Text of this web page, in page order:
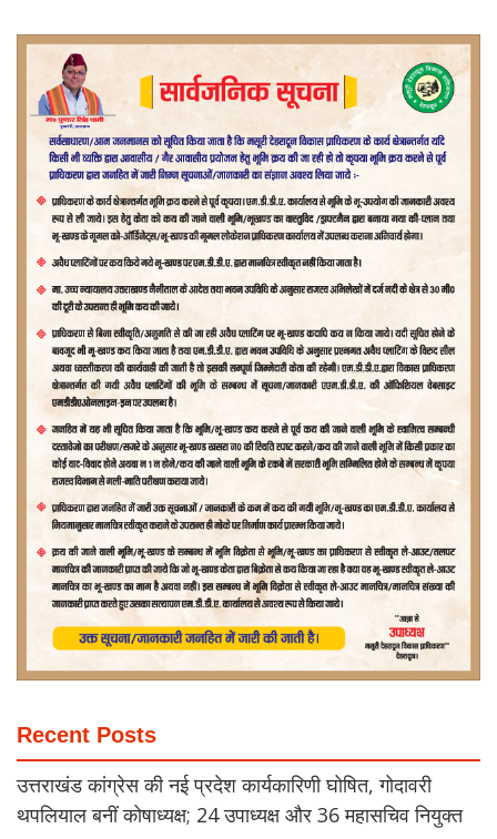
Recent Posts
उत्तराखंड कांग्रेस की नई प्रदेश कार्यकारिणी घोषित, गोदावरी
थपलियाल बनीं कोषाध्यक्ष; 24 उपाध्यक्ष और 36 महासचिव नियुक्त